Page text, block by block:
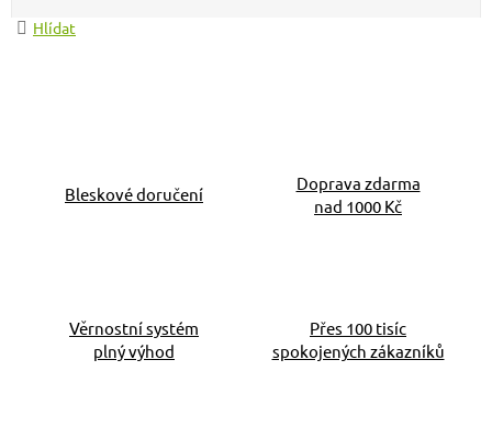
Hlídat
Bleskové doručení
Doprava zdarma
nad 1000 Kč
Věrnostní systém
plný výhod
Přes 100 tisíc
spokojených zákazníků